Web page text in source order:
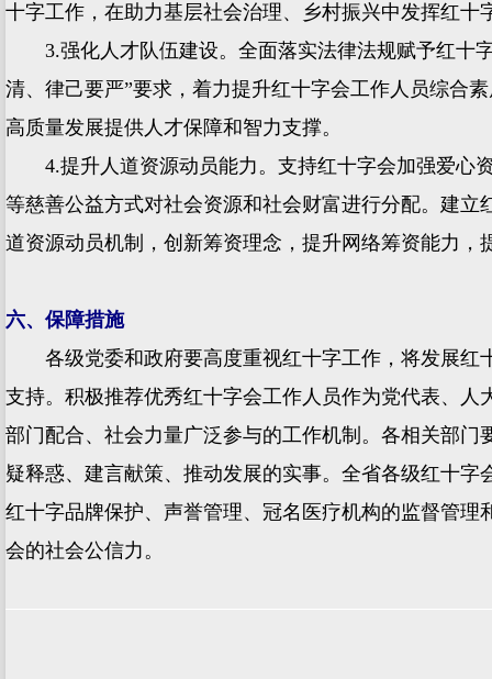
十字工作，在助力基层社会治理、乡村振兴中发挥红十
3.强化人才队伍建设。全面落实法律法规赋予红十字
清、律己要严”要求，着力提升红十字会工作人员综合
高质量发展提供人才保障和智力支撑。
4.提升人道资源动员能力。支持红十字会加强爱心资
等慈善公益方式对社会资源和社会财富进行分配。建
道资源动员机制，创新筹资理念，提升网络筹资能力，
六、保障措施
各级党委和政府要高度重视红十字工作，将发展红
支持。积极推荐优秀红十字会工作人员作为党代表、
部门配合、社会力量广泛参与的工作机制。各相关部
疑释惑、建言献策、推动发展的实事。全省各级红十
红十字品牌保护、声誉管理、冠名医疗机构的监督管
会的社会公信力。